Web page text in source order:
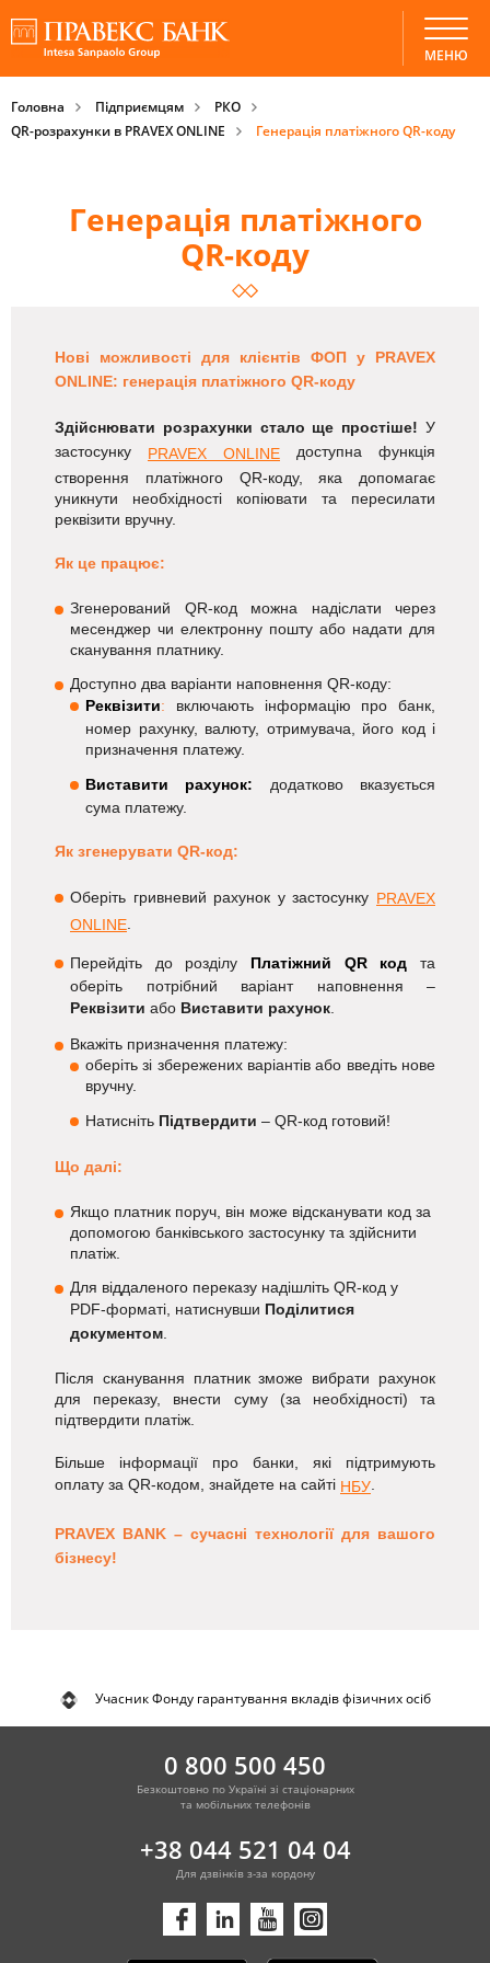
МЕНЮ
Головна Підприємцям
РКО
QR-розрахунки в PRAVEX ONLINE
Генерація платіжного QR-коду
Генерація платіжного
QR-коду
Нові можливості для клієнтів ФОП у PRAVEX
ONLINE: генерація платіжного QR-коду
Здійснювати розрахунки стало ще простіше! У
застосунку PRAVEX ONLINE доступна функція
створення платіжного QR-коду, яка допомагає
уникнути необхідності копіювати та пересилати
реквізити вручну.
Як це працює:
Згенерований QR-код можна надіслати через
месенджер чи електронну пошту або надати для
сканування платнику.
Доступно два варіанти наповнення QR-коду:
Реквізити: включають інформацію про банк,
номер рахунку, валюту, отримувача, його код і
призначення платежу.
Виставити рахунок:
додатково вказується
сума платежу.
Як згенерувати QR-код:
Оберіть гривневий рахунок у застосунку PRAVEX
ONLINE
Перейдіть до розділу Платіжний QR код та
оберіть потрібний варіант наповнення –
Реквізити або Виставити рахунок
Вкажіть призначення платежу:
оберіть зі збережених варіантів або введіть нове
вручну.
Натисніть Підтвердити – QR-код готовий!
Що далі:
Якщо платник поруч, він може відсканувати код за
допомогою банківського застосунку та здійснити
платіж.
Для віддаленого переказу надішліть QR-код у
PDF-форматі, натиснувши Поділитися
документом
Після сканування платник зможе вибрати рахунок
для переказу, внести суму (за необхідності) та
підтвердити платіж.
Більше інформації про банки, які підтримують
оплату за QR-кодом, знайдете на сайті НБУ.
PRAVEX BANK – сучасні технології для вашого
бізнесу!
Учасник Фонду гарантування вкладів фізичних осіб
0 800 500 450
Безкоштовно по Україні зі стаціонарних
та мобільних телефонів
+38 044 521 04 04
Для дзвінків з-за кордону